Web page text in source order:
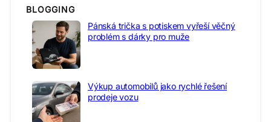
BLOGGING
Pánská trička s potiskem vyřeší věčný
problém s dárky pro muže
Výkup automobilů jako rychlé řešení
prodeje vozu